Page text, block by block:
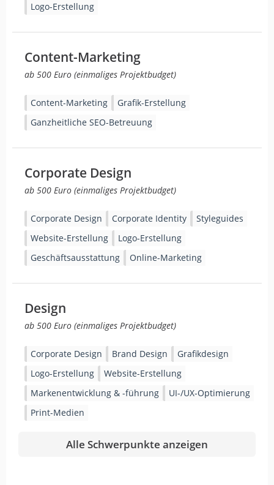
Logo-Erstellung
Content-Marketing
ab 500 Euro (einmaliges Projektbudget)
Content-Marketing
Grafik-Erstellung
Ganzheitliche SEO-Betreuung
Corporate Design
ab 500 Euro (einmaliges Projektbudget)
Corporate Design Corporate Identity
Styleguides
Website-Erstellung
Logo-Erstellung
Geschäftsausstattung
Online-Marketing
Design
ab 500 Euro (einmaliges Projektbudget)
Corporate Design Brand Design
Grafikdesign
Logo-Erstellung
Website-Erstellung
Markenentwicklung & -führung
UI-/UX-Optimierung
Print-Medien
Alle Schwerpunkte anzeigen